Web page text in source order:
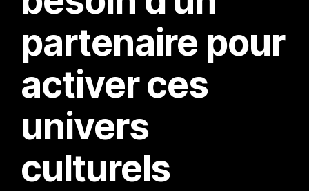
partenaire pour
activer ces
univers
culturels